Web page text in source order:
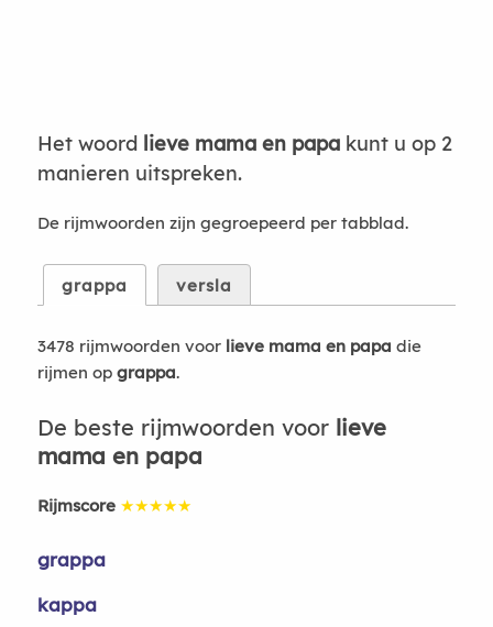
Het woord lieve mama en papakunt u op 2
manieren uitspreken.
De rijmwoorden zijn gegroepeerd per tabblad.
grappa versla
3478 rijmwoorden voor lieve mama en papa die
rijmen op grappa.
De beste rijmwoorden voor lieve
mama en papa
Rijmscore ★★★★★
grappa
kappa